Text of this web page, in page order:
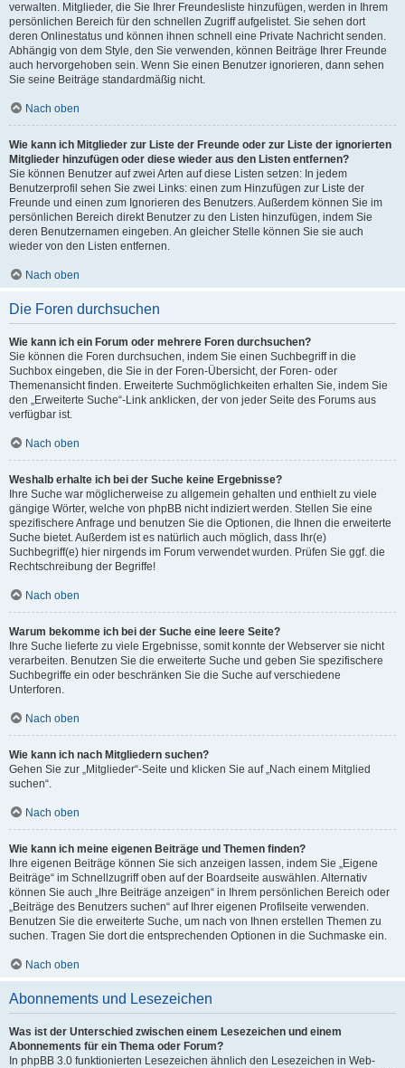
verwalten. Mitglieder, die Sie Ihrer Freundesliste hinzufügen, werden in Ihrem
persönlichen Bereich für den schnellen Zugriff aufgelistet. Sie sehen dort
deren Onlinestatus und können ihnen schnell eine Private Nachricht senden.
Abhängig von dem Style, den Sie verwenden, können Beiträge Ihrer Freunde
auch hervorgehoben sein. Wenn Sie einen Benutzer ignorieren, dann sehen
Sie seine Beiträge standardmäßig nicht.
Nach oben
Wie kann ich Mitglieder zur Liste der Freunde oder zur Liste der ignorierten
Mitglieder hinzufügen oder diese wieder aus den Listen entfernen?
Sie können Benutzer auf zwei Arten auf diese Listen setzen: In jedem
Benutzerprofil sehen Sie zwei Links: einen zum Hinzufügen zur Liste der
Freunde und einen zum Ignorieren des Benutzers. Außerdem können Sie im
persönlichen Bereich direkt Benutzer zu den Listen hinzufügen, indem Sie
deren Benutzernamen eingeben. An gleicher Stelle können Sie sie auch
wieder von den Listen entfernen.
Nach oben
Die Foren durchsuchen
Wie kann ich ein Forum oder mehrere Foren durchsuchen?
Sie können die Foren durchsuchen, indem Sie einen Suchbegriff in die
Suchbox eingeben, die Sie in der Foren-Übersicht, der Foren- oder
Themenansicht finden. Erweiterte Suchmöglichkeiten erhalten Sie, indem Sie
den „Erweiterte Suche“-Link anklicken, der von jeder Seite des Forums aus
verfügbar ist.
Nach oben
Weshalb erhalte ich bei der Suche keine Ergebnisse?
Ihre Suche war möglicherweise zu allgemein gehalten und enthielt zu viele
gängige Wörter, welche von phpBB nicht indiziert werden. Stellen Sie eine
spezifischere Anfrage und benutzen Sie die Optionen, die Ihnen die erweiterte
Suche bietet. Außerdem ist es natürlich auch möglich, dass Ihr(e)
Suchbegriff(e) hier nirgends im Forum verwendet wurden. Prüfen Sie ggf. die
Rechtschreibung der Begriffe!
Nach oben
Warum bekomme ich bei der Suche eine leere Seite?
Ihre Suche lieferte zu viele Ergebnisse, somit konnte der Webserver sie nicht
verarbeiten. Benutzen Sie die erweiterte Suche und geben Sie spezifischere
Suchbegriffe ein oder beschränken Sie die Suche auf verschiedene
Unterforen.
Nach oben
Wie kann ich nach Mitgliedern suchen?
Gehen Sie zur „Mitglieder“-Seite und klicken Sie auf „Nach einem Mitglied
suchen“.
Nach oben
Wie kann ich meine eigenen Beiträge und Themen finden?
Ihre eigenen Beiträge können Sie sich anzeigen lassen, indem Sie „Eigene
Beiträge“ im Schnellzugriff oben auf der Boardseite auswählen. Alternativ
können Sie auch „Ihre Beiträge anzeigen“ in Ihrem persönlichen Bereich oder
„Beiträge des Benutzers suchen“ auf Ihrer eigenen Profilseite verwenden.
Benutzen Sie die erweiterte Suche, um nach von Ihnen erstellen Themen zu
suchen. Tragen Sie dort die entsprechenden Optionen in die Suchmaske ein.
Nach oben
Abonnements und Lesezeichen
Was ist der Unterschied zwischen einem Lesezeichen und einem
Abonnements für ein Thema oder Forum?
In phpBB 3.0 funktionierten Lesezeichen ähnlich den Lesezeichen in Web-